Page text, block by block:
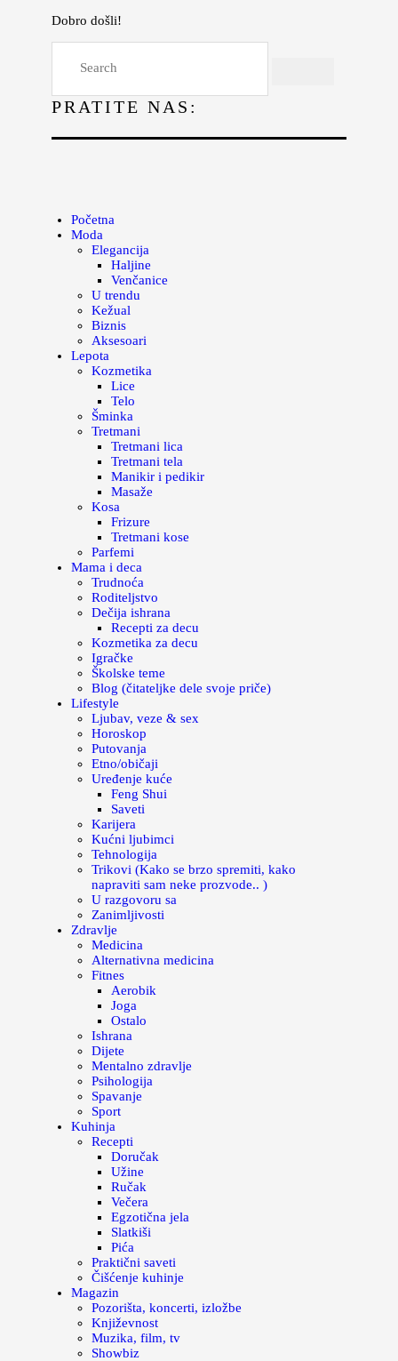
Dobro došli!
PRATITE NAS:
Početna
Moda
Elegancija
Haljine
Venčanice
U trendu
Kežual
Biznis
Aksesoari
Lepota
Kozmetika
Lice
Telo
Šminka
Tretmani
Tretmani lica
Tretmani tela
Manikir i pedikir
Masaže
Kosa
Frizure
Tretmani kose
Parfemi
Mama i deca
Trudnoća
Roditeljstvo
Dečija ishrana
Recepti za decu
Kozmetika za decu
Igračke
Školske teme
Blog (čitateljke dele svoje priče)
Lifestyle
Ljubav, veze & sex
Horoskop
Putovanja
Etno/običaji
Uređenje kuće
Feng Shui
Saveti
Karijera
Kućni ljubimci
Tehnologija
Trikovi (Kako se brzo spremiti, kako
napraviti sam neke prozvode.. )
U razgovoru sa
Zanimljivosti
Zdravlje
Medicina
Alternativna medicina
Fitnes
Aerobik
Joga
Ostalo
Ishrana
Dijete
Mentalno zdravlje
Psihologija
Spavanje
Sport
Kuhinja
Recepti
Doručak
Užine
Ručak
Večera
Egzotična jela
Slatkiši
Pića
Praktični saveti
Čišćenje kuhinje
Magazin
Pozorišta, koncerti, izložbe
Književnost
Muzika, film, tv
Showbiz
Lepota
Kuhinja
Magazin